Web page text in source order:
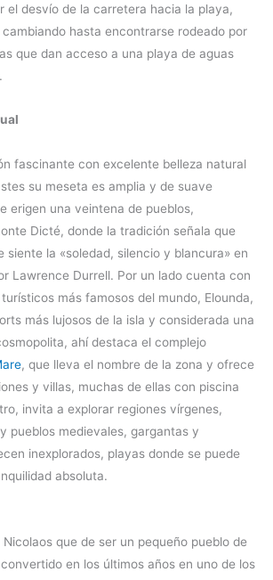
el desvío de la carretera hacia la playa,
hasta encontrarse rodeado por
que dan acceso a una playa de aguas
fascinante con excelente belleza natural
su meseta es amplia y de suave
erigen una veintena de pueblos,
Dicté, donde la tradición señala que
siente la «soledad, silencio y blancura» en
Lawrence Durrell. Por un lado cuenta con
más famosos del mundo, Elounda,
más lujosos de la isla y considerada una
ahí destaca el complejo
, que lleva el nombre de la zona y ofrece
y villas, muchas de ellas con piscina
invita a explorar regiones vírgenes,
pueblos medievales, gargantas y
inexplorados, playas donde se puede
absoluta.
que de ser un pequeño pueblo de
en los últimos años en uno de los